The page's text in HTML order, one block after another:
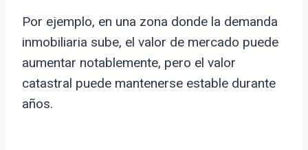
Por ejemplo, en una zona donde la demanda
inmobiliaria sube, el valor de mercado puede
aumentar notablemente, pero el valor
catastral puede mantenerse estable durante
años.